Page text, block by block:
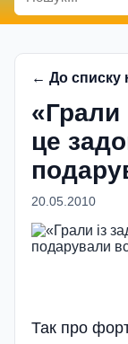
← До списку
це
20.05.2010
Так про